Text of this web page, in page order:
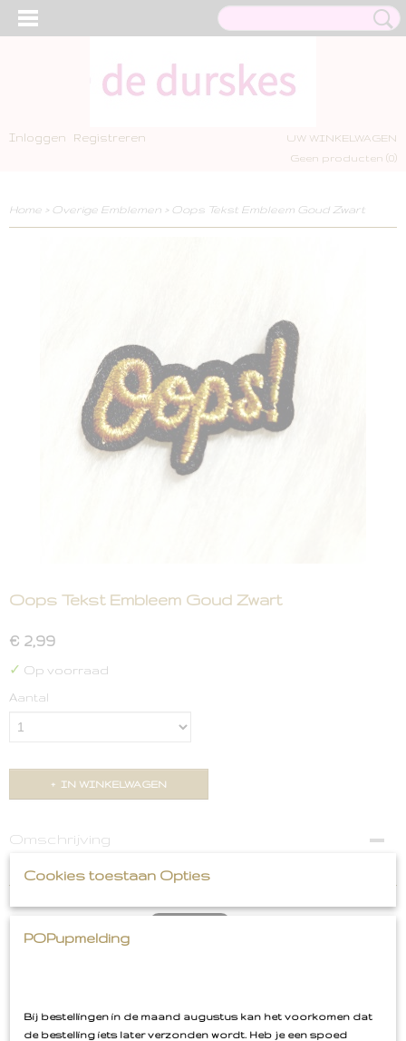
Inloggen Registreren
UW WINKELWAGEN
Geen producten (0)
Home > Overige Emblemen > Oops Tekst Embleem Goud Zwart
Oops Tekst Embleem Goud Zwart
€ 2,99
✓ Op voorraad
Aantal
IN WINKELWAGEN
Omschrijving
Oops Tekst Embleem Goud Zwart
Cookies toestaan Opties
POPupmelding
Bij bestellingen in de maand augustus kan het voorkomen dat
de bestelling iets later verzonden wordt. Heb je een spoed